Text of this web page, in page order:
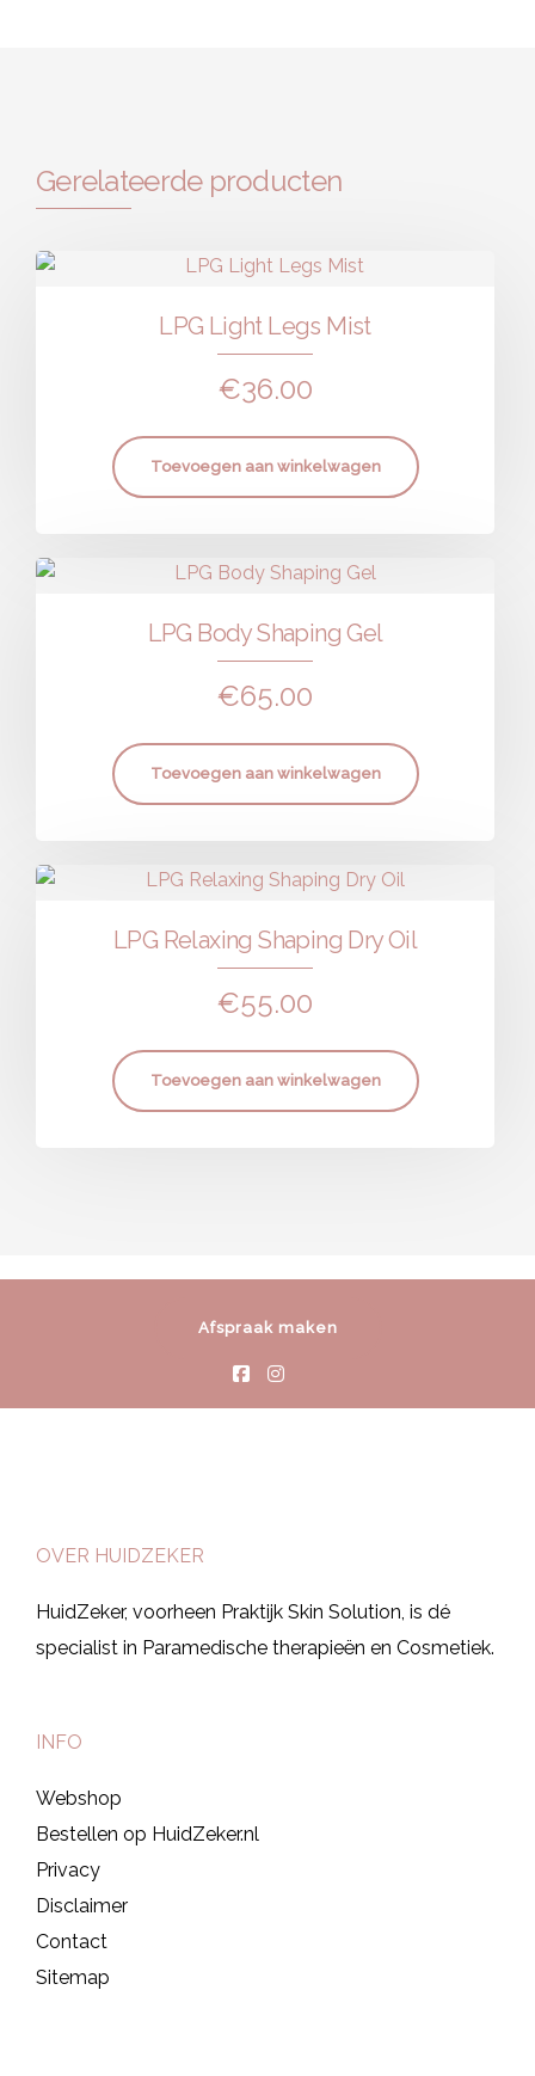
Gerelateerde producten
LPG Light Legs Mist
€36.00
Toevoegen aan winkelwagen
LPG Body Shaping Gel
€65.00
Toevoegen aan winkelwagen
LPG Relaxing Shaping Dry Oil
€55.00
Toevoegen aan winkelwagen
Afspraak maken
OVER HUIDZEKER
HuidZeker, voorheen Praktijk Skin Solution, is dé
specialist in Paramedische therapieën en Cosmetiek.
INFO
Webshop
Bestellen op HuidZeker.nl
Privacy
Disclaimer
Contact
Sitemap